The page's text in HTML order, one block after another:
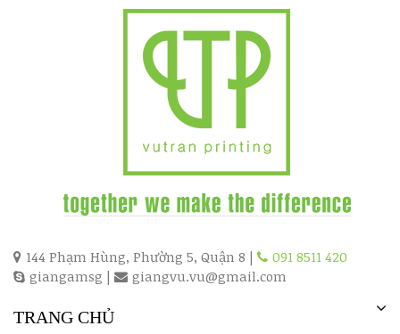
144 Phạm Hùng, Phường 5, Quận 8 |
091 8511 420
giangamsg | giangvu.vu@gmail.com
TRANG CHỦ